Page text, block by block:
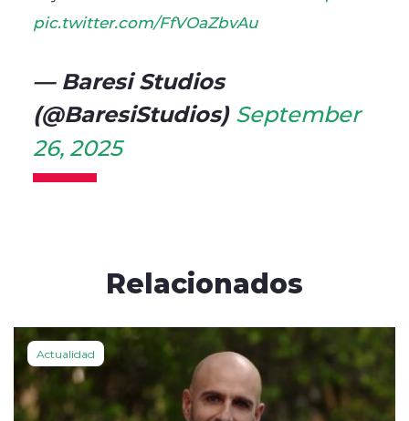
pic.twitter.com/FfVOaZbvAu
— Baresi Studios
(@BaresiStudios) September
26, 2025
Relacionados
Actualidad